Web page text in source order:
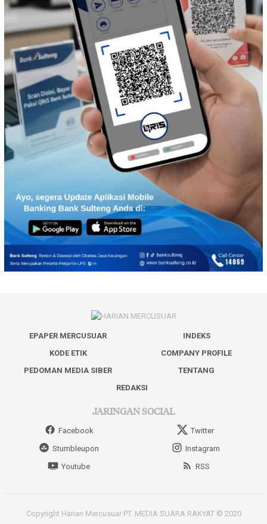
EPAPER MERCUSUAR
INDEKS
KODE ETIK
COMPANY PROFILE
PEDOMAN MEDIA SIBER
TENTANG
REDAKSI
JARINGAN SOCIAL
Facebook
Twitter
Stumbleupon
Instagram
Youtube
RSS
Copyright Harian Mercusuar PT. MEDIA SUARA RAKYAT © 2020